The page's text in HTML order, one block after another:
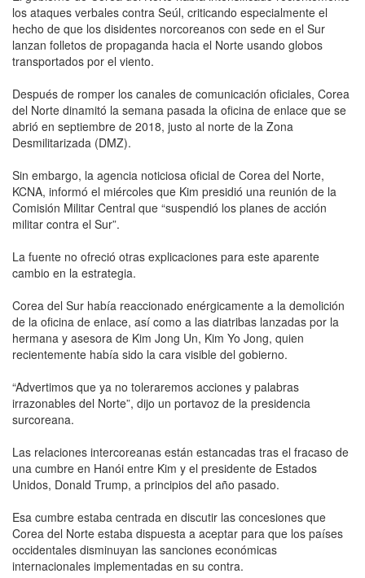
los ataques verbales contra Seúl, criticando especialmente el
hecho de que los disidentes norcoreanos con sede en el Sur
lanzan folletos de propaganda hacia el Norte usando globos
transportados por el viento.
Después de romper los canales de comunicación oficiales, Corea
del Norte dinamitó la semana pasada la oficina de enlace que se
abrió en septiembre de 2018, justo al norte de la Zona
Desmilitarizada (DMZ).
Sin embargo, la agencia noticiosa oficial de Corea del Norte,
KCNA, informó el miércoles que Kim presidió una reunión de la
Comisión Militar Central que “suspendió los planes de acción
militar contra el Sur”.
La fuente no ofreció otras explicaciones para este aparente
cambio en la estrategia.
Corea del Sur había reaccionado enérgicamente a la demolición
de la oficina de enlace, así como a las diatribas lanzadas por la
hermana y asesora de Kim Jong Un, Kim Yo Jong, quien
recientemente había sido la cara visible del gobierno.
“Advertimos que ya no toleraremos acciones y palabras
irrazonables del Norte”, dijo un portavoz de la presidencia
surcoreana.
Las relaciones intercoreanas están estancadas tras el fracaso de
una cumbre en Hanói entre Kim y el presidente de Estados
Unidos, Donald Trump, a principios del año pasado.
Esa cumbre estaba centrada en discutir las concesiones que
Corea del Norte estaba dispuesta a aceptar para que los países
occidentales disminuyan las sanciones económicas
internacionales implementadas en su contra.